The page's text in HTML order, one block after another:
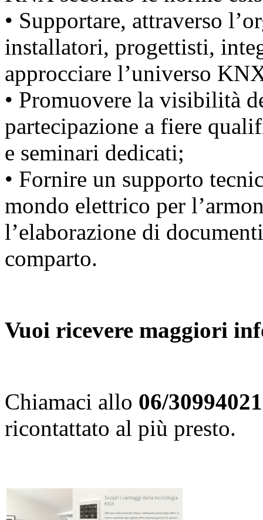
• Supportare, attraverso
installatori, progettisti,
approcciare l’universo
• Promuovere la visibilità
partecipazione a fiere
e seminari dedicati;
• Fornire un supporto
mondo elettrico per
l’elaborazione di
comparto.
Vuoi ricevere maggiori
Chiamaci allo 06/30994021
ricontattato al più presto.